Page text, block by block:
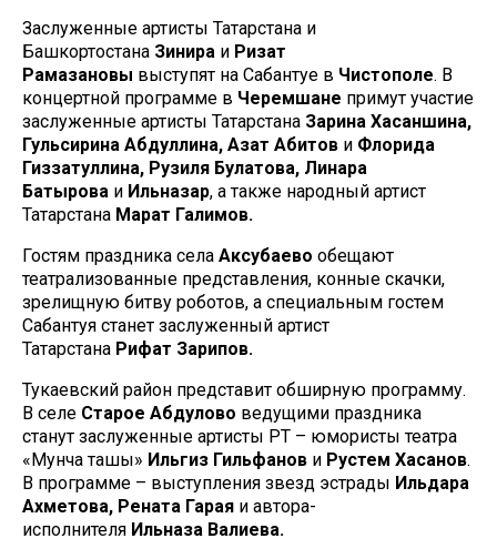
Заслуженные артисты Татарстана и
Башкортостана Зинира и Ризат
Рамазановы выступят на Сабантуе в Чистополе. В
концертной программе в Черемшане примут участие
заслуженные артисты Татарстана Зарина Хасаншина,
Гульсирина Абдуллина, Азат Абитов и Флорида
Гиззатуллина, Рузиля Булатова, Линара
Батырова и Ильназар, а также народный артист
Татарстана Марат Галимов.
Гостям праздника села Аксубаево обещают
театрализованные представления, конные скачки,
зрелищную битву роботов, а специальным гостем
Сабантуя станет заслуженный артист
Татарстана Рифат Зарипов.
Тукаевский район представит обширную программу.
В селе Старое Абдулово ведущими праздника
станут заслуженные артисты РТ – юмористы театра
«Мунча ташы» Ильгиз Гильфанов и Рустем Хасанов.
В программе – выступления звезд эстрады Ильдара
Ахметова, Рената Гарая и автора-
исполнителя Ильназа Валиева.